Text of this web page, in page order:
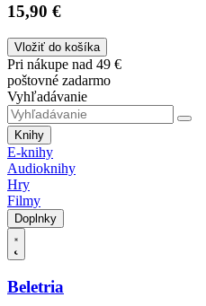
15,90 €
Vložiť do košíka
Pri nákupe nad 49 €
poštovné zadarmo
Vyhľadávanie
Knihy
E-knihy
Audioknihy
Hry
Filmy
Doplnky
Beletria